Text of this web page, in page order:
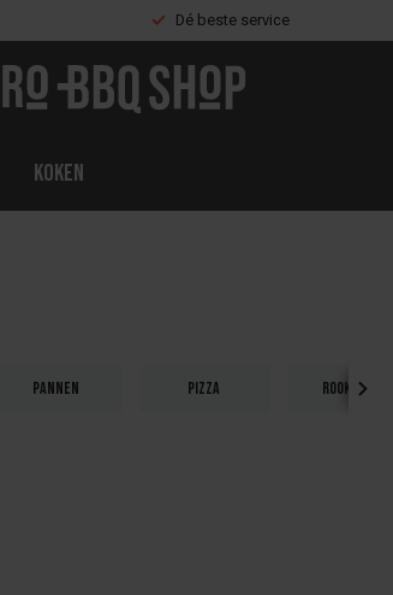
Dé beste service
Koken
Pannen Pizza Rookhout